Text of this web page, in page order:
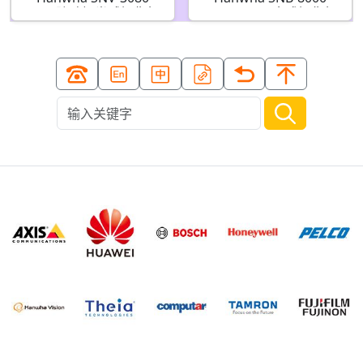
4CIF 防破坏半球摄像机
5MP H.264 盒式摄像机